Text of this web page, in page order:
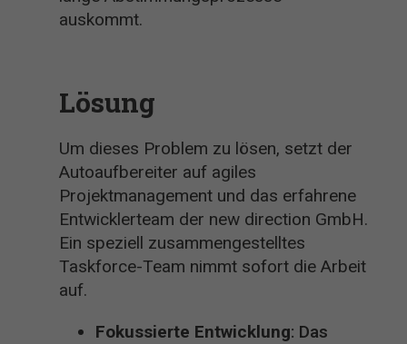
auskommt.
Lösung
Um dieses Problem zu lösen, setzt der
Autoaufbereiter auf agiles
Projektmanagement und das erfahrene
Entwicklerteam der new direction GmbH.
Ein speziell zusammengestelltes
Taskforce-Team nimmt sofort die Arbeit
auf.
Fokussierte Entwicklung: Das